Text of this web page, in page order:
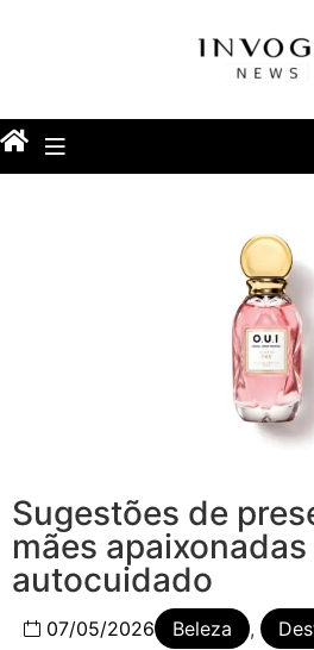
Sugestões de
mães
autocuidado
07/05/2026 Beleza ,